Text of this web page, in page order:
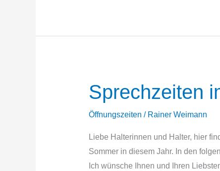
Sprechzeiten
Öffnungszeiten / Rainer Weimann
Liebe Halterinnen und Halter, hier
Sommer in diesem Jahr. In den
Ich wünsche Ihnen und Ihren